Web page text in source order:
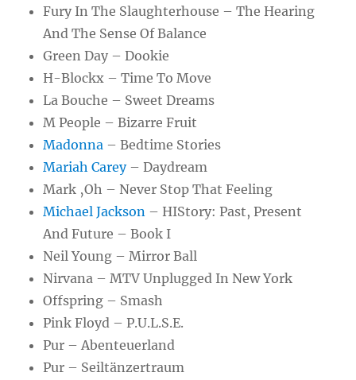
Fury In The Slaughterhouse – The Hearing
And The Sense Of Balance
Green Day – Dookie
H-Blockx – Time To Move
La Bouche – Sweet Dreams
M People – Bizarre Fruit
Madonna – Bedtime Stories
Mariah Carey– Daydream
Mark ‚Oh – Never Stop That Feeling
Michael Jackson – HIStory: Past, Present
And Future – Book I
Neil Young – Mirror Ball
Nirvana – MTV Unplugged In New York
Offspring – Smash
Pink Floyd – P.U.L.S.E.
Pur – Abenteuerland
Pur – Seiltänzertraum